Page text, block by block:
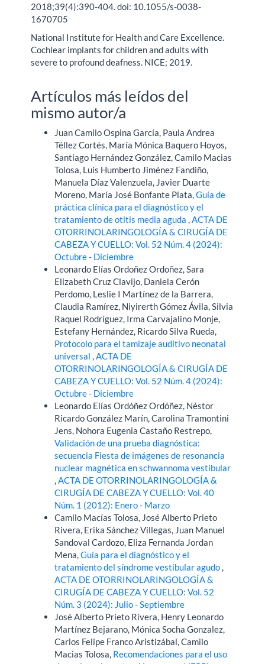
2018;39(4):390-404. doi: 10.1055/s-0038-
1670705
National Institute for Health and Care Excellence.
Cochlear implants for children and adults with
severe to profound deafness. NICE; 2019.
Artículos más leídos del
mismo autor/a
Juan Camilo Ospina García, Paula Andrea
Téllez Cortés, María Mónica Baquero Hoyos,
Santiago Hernández González, Camilo Macias
Tolosa, Luis Humberto Jiménez Fandiño,
Manuela Díaz Valenzuela, Javier Duarte
Moreno, María José Bonfante Plata,Guía de
práctica clínica para el diagnóstico y el
tratamiento de otitis media aguda,ACTA DE
OTORRINOLARINGOLOGÍA & CIRUGÍA DE
CABEZA Y CUELLO: Vol. 52 Núm. 4 (2024):
Octubre - Diciembre
Leonardo Elías Ordoñez Ordoñez, Sara
Elizabeth Cruz Clavijo, Daniela Cerón
Perdomo, Leslie I Martínez de la Barrera,
Claudia Ramírez, Niyirerth Gómez Ávila, Silvia
Raquel Rodríguez, Irma Carvajalino Monje,
Estefany Hernández, Ricardo Silva Rueda,
Protocolo para el tamizaje auditivo neonatal
universal,ACTA DE
OTORRINOLARINGOLOGÍA & CIRUGÍA DE
CABEZA Y CUELLO: Vol. 52 Núm. 4 (2024):
Octubre - Diciembre
Leonardo Elías Ordóñez Ordóñez, Néstor
Ricardo González Marín, Carolina Tramontini
Jens, Nohora Eugenia Castaño Restrepo,
Validación de una prueba diagnóstica:
secuencia Fiesta de imágenes de resonancia
nuclear magnética en schwannoma vestibular
,ACTA DE OTORRINOLARINGOLOGÍA &
CIRUGÍA DE CABEZA Y CUELLO: Vol. 40
Núm. 1 (2012): Enero - Marzo
Camilo Macías Tolosa, José Alberto Prieto
Rivera, Erika Sánchez Villegas, Juan Manuel
Sandoval Cardozo, Eliza Fernanda Jordan
Mena,Guía para el diagnóstico y el
tratamiento del síndrome vestibular agudo,
ACTA DE OTORRINOLARINGOLOGÍA &
CIRUGÍA DE CABEZA Y CUELLO: Vol. 52
Núm. 3 (2024): Julio - Septiembre
José Alberto Prieto Rivera, Henry Leonardo
Martínez Bejarano, Mónica Socha Gonzalez,
Carlos Felipe Franco Aristizábal, Camilo
Macias Tolosa, Recomendaciones para el uso